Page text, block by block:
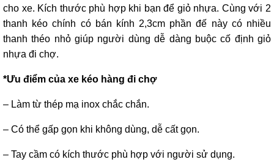
cho xe. Kích thước phù hợp khi bạn để giỏ nhựa. Cùng với 2
thanh kéo chính có bán kính 2,3cm phần đế này có nhiều
thanh théo nhỏ giúp người dùng dễ dàng buộc cố định giỏ
nhựa đi chợ.
*Ưu điểm của xe kéo hàng đi chợ
– Làm từ thép mạ inox chắc chắn.
– Có thể gấp gọn khi không dùng, dễ cất gọn.
– Tay cầm có kích thước phù hợp với người sử dụng.